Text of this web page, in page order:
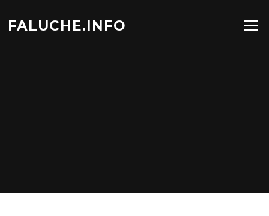
contenu
FALUCHE.INFO Menu